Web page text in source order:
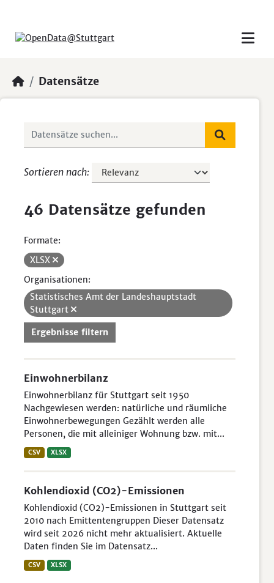
Datensätze
Sortieren nach
46 Datensätze gefunden
Formate:
XLSX
Organisationen:
Statistisches Amt der Landeshauptstadt
Stuttgart
Ergebnisse filtern
Einwohnerbilanz
Einwohnerbilanz für Stuttgart seit 1950
Nachgewiesen werden: natürliche und räumliche
Einwohnerbewegungen Gezählt werden alle
Personen, die mit alleiniger Wohnung bzw. mit...
CSV XLSX
Kohlendioxid (CO2)-Emissionen
Kohlendioxid (CO2)-Emissionen in Stuttgart seit
2010 nach Emittentengruppen Dieser Datensatz
wird seit 2026 nicht mehr aktualisiert. Aktuelle
Daten finden Sie im Datensatz...
CSV XLSX